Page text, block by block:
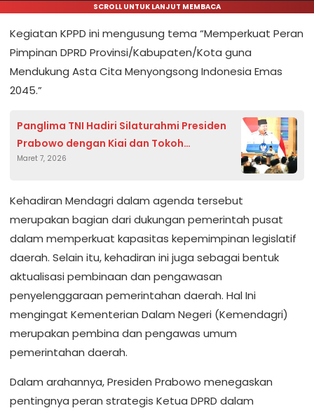
SCROLL UNTUK LANJUT MEMBACA
Kegiatan KPPD ini mengusung tema “Memperkuat Peran
Pimpinan DPRD Provinsi/Kabupaten/Kota guna
Mendukung Asta Cita Menyongsong Indonesia Emas
2045.”
Panglima TNI Hadiri Silaturahmi Presiden
Prabowo dengan Kiai dan Tokoh
Organisasi Islam
Maret 7, 2026
Kehadiran Mendagri dalam agenda tersebut
merupakan bagian dari dukungan pemerintah pusat
dalam memperkuat kapasitas kepemimpinan legislatif
daerah. Selain itu, kehadiran ini juga sebagai bentuk
aktualisasi pembinaan dan pengawasan
penyelenggaraan pemerintahan daerah. Hal Ini
mengingat Kementerian Dalam Negeri (Kemendagri)
merupakan pembina dan pengawas umum
pemerintahan daerah.
Dalam arahannya, Presiden Prabowo menegaskan
pentingnya peran strategis Ketua DPRD dalam